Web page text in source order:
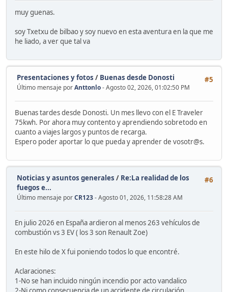
muy guenas.
soy Txetxu de bilbao y soy nuevo en esta aventura en la que me
he liado, a ver que tal va
#5
Presentaciones y fotos / Buenas desde Donosti
Último mensaje porAnttonlo- Agosto 02, 2026, 01:02:50 PM
Buenas tardes desde Donosti. Un mes llevo con el E Traveler
75kwh. Por ahora muy contento y aprendiendo sobretodo en
cuanto a viajes largos y puntos de recarga.
Espero poder aportar lo que pueda y aprender de vosotr@s.
#6
Noticias y asuntos generales / Re:La realidad de los
fuegos e...
Último mensaje porCR123- Agosto 01, 2026, 11:58:28 AM
En julio 2026 en España ardieron al menos 263 vehículos de
combustión vs 3 EV ( los 3 son Renault Zoe)
En este hilo de X fui poniendo todos lo que encontré.
Aclaraciones:
1-No se han incluido ningún incendio por acto vandalico